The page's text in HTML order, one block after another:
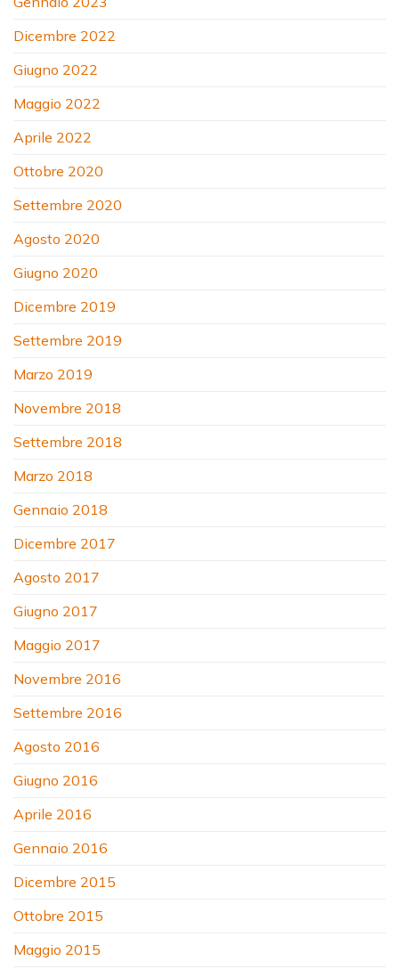
Dicembre 2022
Giugno 2022
Maggio 2022
Aprile 2022
Ottobre 2020
Settembre 2020
Agosto 2020
Giugno 2020
Dicembre 2019
Settembre 2019
Marzo 2019
Novembre 2018
Settembre 2018
Marzo 2018
Gennaio 2018
Dicembre 2017
Agosto 2017
Giugno 2017
Maggio 2017
Novembre 2016
Settembre 2016
Agosto 2016
Giugno 2016
Aprile 2016
Gennaio 2016
Dicembre 2015
Ottobre 2015
Maggio 2015